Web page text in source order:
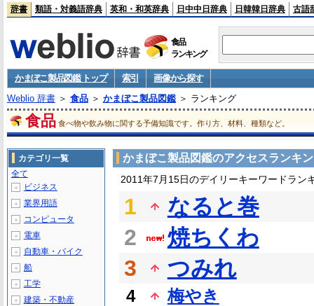
辞書 類語・対義語辞典 英和・和英辞典 日中中日辞典 日韓韓日辞典 古語
食品
ランキング
かまぼこ製品図鑑 トップ 索引
画像から探す
Weblio 辞書＞ 食品＞ かまぼこ製品図鑑＞ ランキング
食品 食べ物や飲み物に関する予備知識です。作り方、材料、種類など。
かまぼこ製品図鑑のアクセスランキ
2011年7月15日のデイリーキーワードラン
1
なると巻
2
焼ちくわ
3
つみれ
4
梅やき
カテゴリ一覧
全て
＋ ビジネス
＋ 業界用語
＋ コンピュータ
＋ 電車
＋ 自動車・バイク
＋ 船
＋ 工学
＋ 建築・不動産